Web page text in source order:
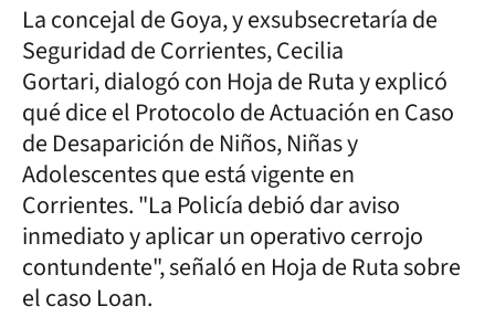
La concejal de Goya, y exsubsecretaría de
Seguridad de Corrientes, Cecilia
Gortari, dialogó con Hoja de Ruta y explicó
qué dice el Protocolo de Actuación en Caso
de Desaparición de Niños, Niñas y
Adolescentes que está vigente en
Corrientes. "La Policía debió dar aviso
inmediato y aplicar un operativo cerrojo
contundente", señaló en Hoja de Ruta sobre
el caso Loan.